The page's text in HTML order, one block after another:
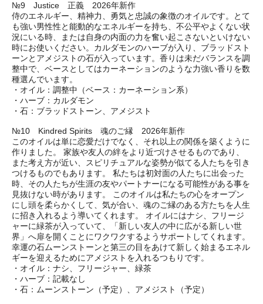
№9 Justice 正義 2026年新作
侍のエネルギー、精神力、勇気と忠誠の象徴のオイルです。とて
も強い男性性と能動的なエネルギーを持ち、不公平やよくない状
況にいる時、または自身の内面の力を奮い起こさないといけない
時にお使いください。カルダモンのハーブが入り、ブラッドスト
ーンとアメジストの石が入っています。香りは未だバランスを調
整中で、ベースとしてはカーネーションのような力強い香りを数
種選んでいます。
・オイル：調整中（ベース：カーネーション系）
・ハーブ：カルダモン
・石：ブラッドストーン、アメジスト
№10 Kindred Spirits 魂のご縁 2026年新作
このオイルは単に恋愛だけでなく、それ以上の関係を築くように
作りました。 家族や友人の絆をより近づけさせるものであり、
また考え方が近い、スピリチュアルな姿勢が似てる人たちを引き
つけるものでもあります。 私たちは初対面の人たちに出会った
時、その人たちが生涯の友やパートナーになる可能性がある事を
見抜けない時があります。 このオイルは私たちの心をオープン
にし頭を柔らかくして、気が合い、魂のご縁のある方たちを人生
に招き入れるよう導いてくれます。 オイルにはナシ、フリージ
ャーに緑茶が入っていて、「新しい友人の中に広がる新しい世
界」へ扉を開くことにワクワクするようサポートしてくれます。
幸運の石ムーンストーンと第三の目をあけて新しく始まるエネル
ギーを迎えるためにアメジストを入れるつもりです。
・オイル：ナシ、フリージャー、緑茶
・ハーブ：記載なし
・石：ムーンストーン（予定）、アメジスト（予定）